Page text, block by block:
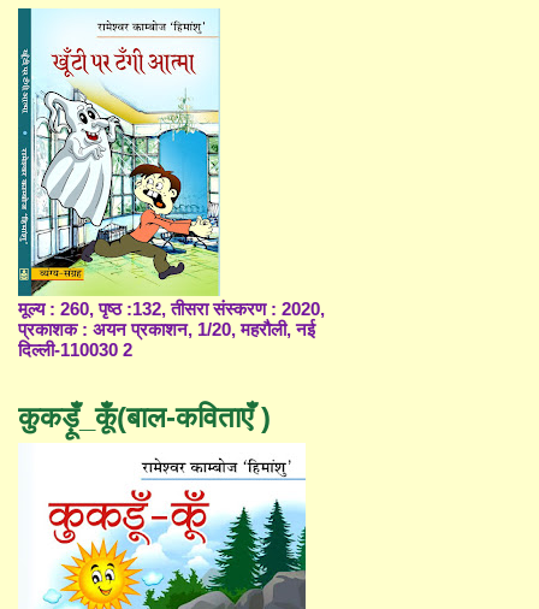
मूल्य : 260, पृष्ठ :132, तीसरा संस्करण : 2020,
प्रकाशक : अयन प्रकाशन, 1/20, महरौली, नई
दिल्ली-110030 2
कुकड़ूँ_कूँ(बाल-कविताएँ )